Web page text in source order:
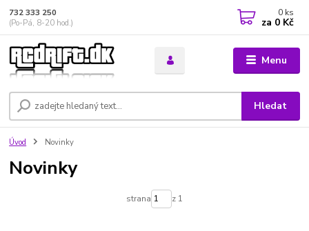
Menu
Hledat
732 333 250
(Po-Pá, 8-20 hod.)
0 ks
za 0 Kč
Úvod Novinky
Novinky
strana z 1